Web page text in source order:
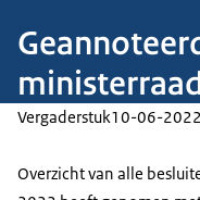
Vergaderstuk10-06-2022
Overzicht van alle